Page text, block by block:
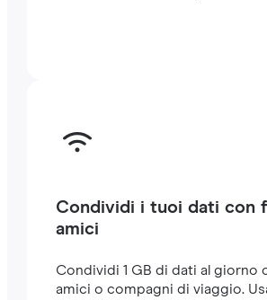
Condividi i tuoi dati con
amici
Condividi 1 GB di dati al giorno
amici o compagni di viaggio.